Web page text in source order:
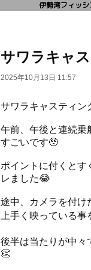
伊勢湾フィッ
サワラキャ
2025年10月13日 11:57
サワラキャスティ
午前、午後と連続乗
すごいです🥹
ポイントに付くとす
レました😂
途中、カメラを付け
上手く映っている事
後半は当たりが中々
👏